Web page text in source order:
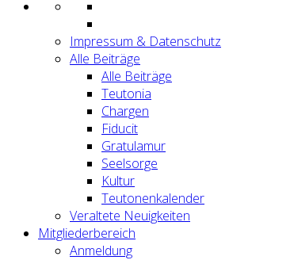
Impressum & Datenschutz
Alle Beiträge
Alle Beiträge
Teutonia
Chargen
Fiducit
Gratulamur
Seelsorge
Kultur
Teutonenkalender
Veraltete Neuigkeiten
Mitgliederbereich
Anmeldung